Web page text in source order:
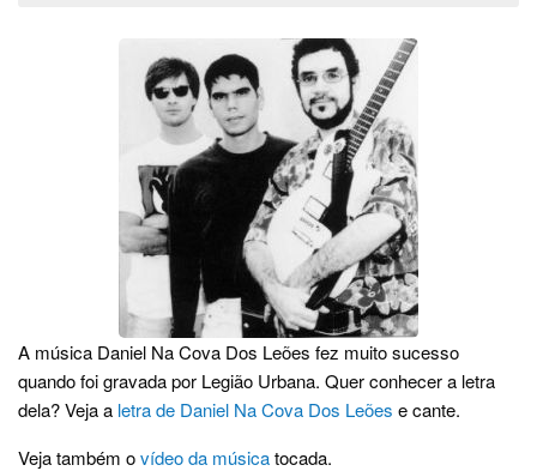
A música Daniel Na Cova Dos Leões fez muito sucesso
quando foi gravada por Legião Urbana. Quer conhecer a letra
dela? Veja a letra de Daniel Na Cova Dos Leões e cante.
Veja também ovídeo da músicatocada.